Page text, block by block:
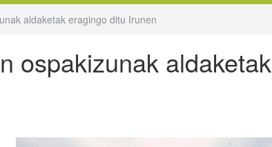
aldaketak eragingo ditu Irunen
ospakizunak aldaketak